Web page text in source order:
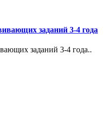
заданий 3-4 года
заданий 3-4 года..